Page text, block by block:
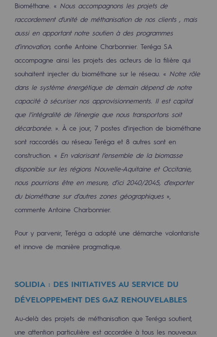
Biométhane. « Nous accompagnons les projets de
raccordement d’unité de méthanisation de nos clients , mais
aussi en apportant notre soutien à des programmes
d’innovation, confie Antoine Charbonnier. Teréga SA
accompagne ainsi les projets des acteurs de la filière qui
souhaitent injecter du biométhane sur le réseau. « Notre rôle
dans le système énergétique de demain dépend de notre
capacité à sécuriser nos approvisionnements. Il est capital
que l’intégralité de l’énergie que nous transportons soit
décarbonée. ». À ce jour, 7 postes d’injection de biométhane
sont raccordés au réseau Teréga et 8 autres sont en
construction. « En valorisant l’ensemble de la biomasse
disponible sur les régions Nouvelle-Aquitaine et Occitanie,
nous pourrions être en mesure, d’ici 2040/2045, d’exporter
du biométhane sur d’autres zones géographiques »,
commente Antoine Charbonnier.
Pour y parvenir, Teréga a adopté une démarche volontariste
et innove de manière pragmatique.
SOLIDIA : DES INITIATIVES AU SERVICE DU
DÉVELOPPEMENT DES GAZ RENOUVELABLES
Au-delà des projets de méthanisation que Teréga soutient,
une attention particulière est accordée à tous les nouveaux